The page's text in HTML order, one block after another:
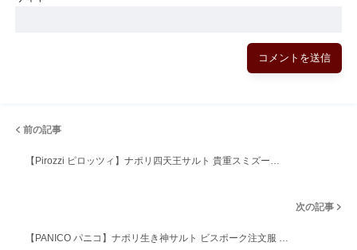
前の記事
【Pirozzi ピロッツィ】ナポリ四天王サルト 貴重スミズー…
次の記事
【PANICO パニコ】ナポリ生き神サルト ビスポーク注文服 …